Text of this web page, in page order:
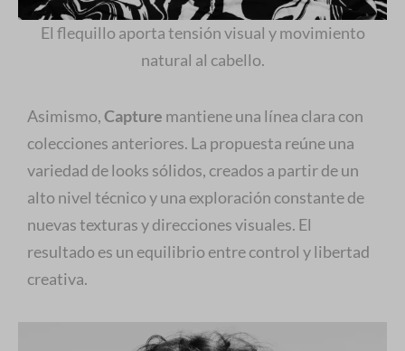
El flequillo aporta tensión visual y movimiento
natural al cabello.
Asimismo,Capture mantiene una línea clara con
colecciones anteriores. La propuesta reúne una
variedad de looks sólidos, creados a partir de un
alto nivel técnico y una exploración constante de
nuevas texturas y direcciones visuales. El
resultado es un equilibrio entre control y libertad
creativa.